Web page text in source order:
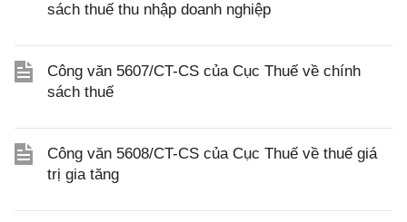
sách thuế thu nhập doanh nghiệp
Công văn 5607/CT-CS của Cục Thuế về chính
sách thuế
Công văn 5608/CT-CS của Cục Thuế về thuế giá
trị gia tăng